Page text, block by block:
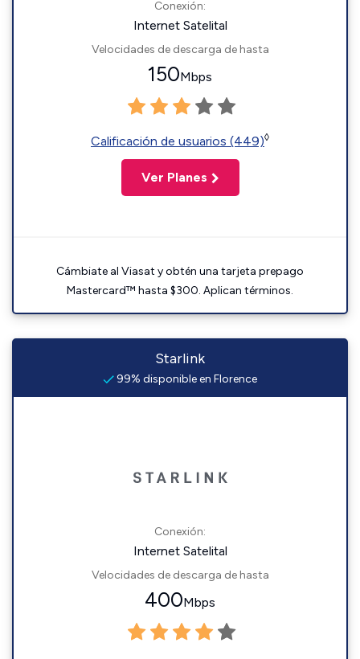
Conexión:
Internet Satelital
Velocidades de descarga de hasta
150Mbps
Calificación de usuarios (449)◊
Ver Planes
Cámbiate al Viasat y obtén una tarjeta prepago
Mastercard™ hasta $300. Aplican términos.
Starlink
99% disponible en Florence
Conexión:
Internet Satelital
Velocidades de descarga de hasta
400Mbps